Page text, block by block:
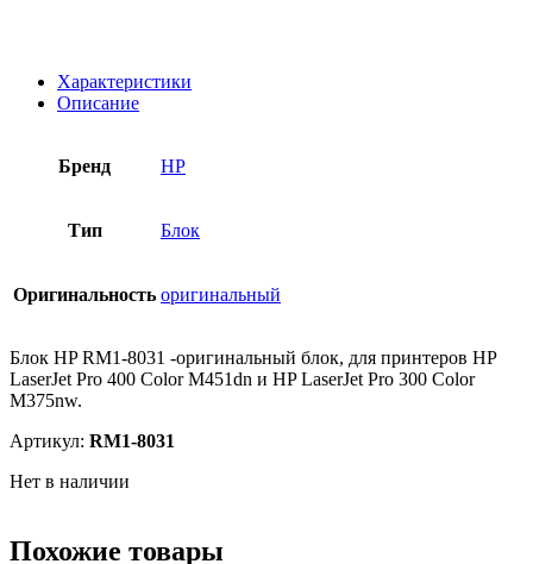
Характеристики
Описание
Бренд HP
Тип Блок
Оригинальность оригинальный
Блок HP RM1-8031 -оригинальный блок, для принтеров HP
LaserJet Pro 400 Color M451dn и HP LaserJet Pro 300 Color
M375nw.
Артикул: RM1-8031
Нет в наличии
Похожие товары